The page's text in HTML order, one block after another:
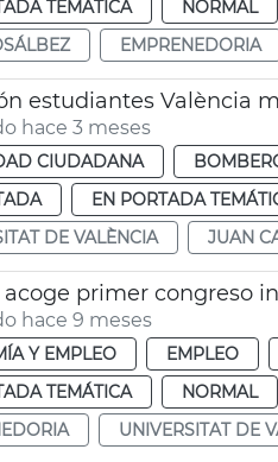
TEMÁTICA
NORMAL
EMPRENEDORIA
estudiantes València
hace 3 meses
CIUDADANA
EN PORTADA
DE VALÈNCIA
JUAN
acoge primer congreso
hace 9 meses
Y EMPLEO EMPLEO
TEMÁTICA
NORMAL
UNIVERSITAT DE